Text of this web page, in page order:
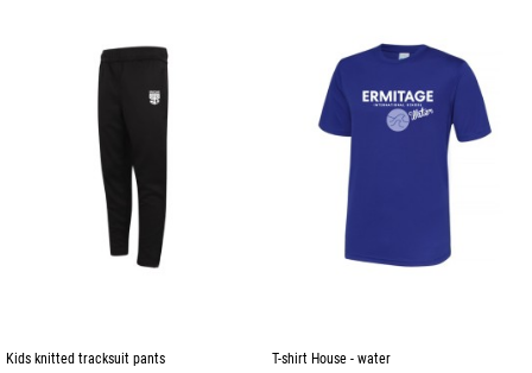
Kids knitted tracksuit pants T-shirt House - water